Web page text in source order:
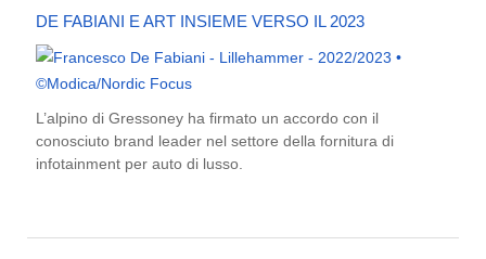
DE FABIANI E ART INSIEME VERSO IL 2023
L’alpino di Gressoney ha firmato un accordo con il
conosciuto brand leader nel settore della fornitura di
infotainment per auto di lusso.